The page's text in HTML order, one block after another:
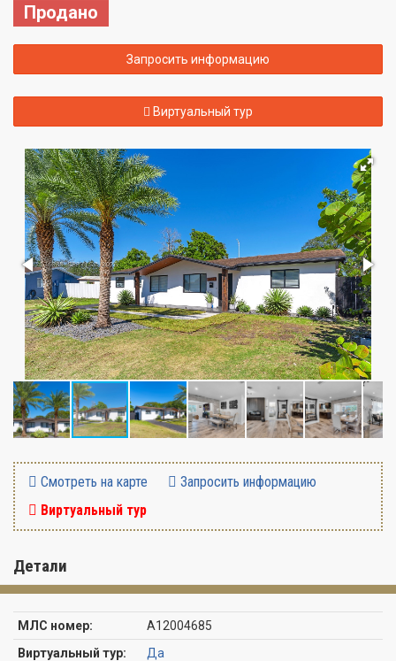
Продано
Запросить информацию
Виртуальный тур
Смотреть на карте
Запросить информацию
Виртуальный тур
Детали
МЛС номер:
A12004685
Виртуальный тур:
Да